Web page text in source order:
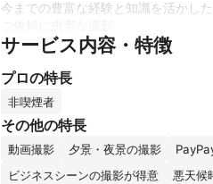
今までの豊富な経験と知識を活かした
柔軟な対応や提案力。
「 思わず行きたくなる写真 」
「 思わず欲しくなる写真 」
1枚1枚 丁寧な撮影・編集で
思わず息を呑む写真や映像を
高い技術と表現力で提供できれば
と思っております。
サービス内容・特徴
プロの特長
非喫煙者
その他の特長
動画撮影 夕景・夜景の撮影
ビジネスシーンの撮影が得意
悪天候